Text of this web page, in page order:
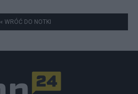
« WRÓĆ DO NOTKI